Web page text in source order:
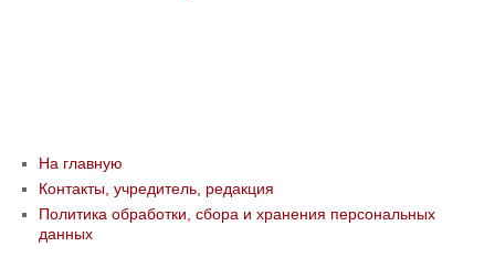
На главную
Контакты, учредитель, редакция
Политика обработки, сбора и хранения персональных
данных